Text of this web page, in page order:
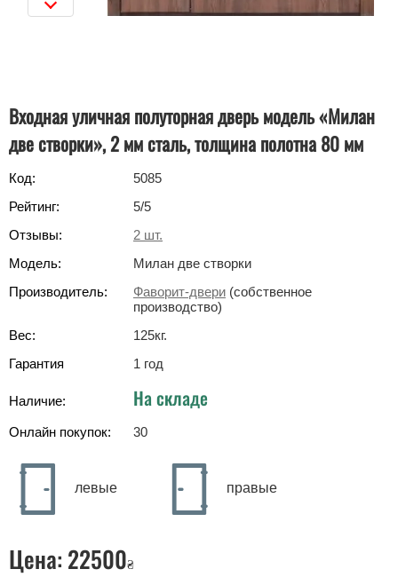
Входная уличная полуторная дверь модель «Милан
две створки», 2 мм сталь, толщина полотна 80 мм
Код:
5085
Рейтинг:
5/5
Отзывы:
2 шт.
Модель:
Милан две створки
Производитель:
Фаворит-двери (собственное
производство)
Вес:
125кг.
Гарантия
1 год
Наличие: На складе
Онлайн покупок: 30
левые правые
Цена: 22500₴